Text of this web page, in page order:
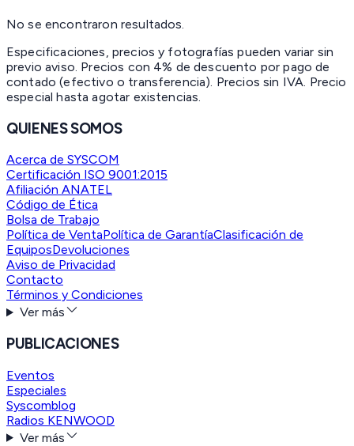
No se encontraron resultados.
Especificaciones, precios y fotografías pueden variar sin
previo aviso. Precios con 4% de descuento por pago de
contado (efectivo o transferencia). Precios sin IVA. Precio
especial hasta agotar existencias.
QUIENES SOMOS
Acerca de SYSCOM
Certificación ISO 9001:2015
Afiliación ANATEL
Código de Ética
Bolsa de Trabajo
Política de VentaPolítica de GarantíaClasificación de
EquiposDevoluciones
Aviso de Privacidad
Contacto
Términos y Condiciones
Ver más
PUBLICACIONES
Eventos
Especiales
Syscomblog
Radios KENWOOD
Ver más